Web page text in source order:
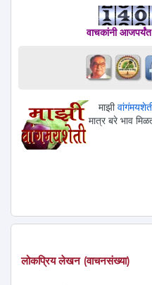
वाचकांनी
माझी
मात्र बरे भाव
लोकप्रिय लेखन (वाचनसंख्या)